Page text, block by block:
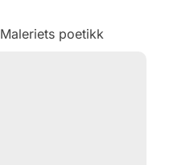
Maleriets poetikk